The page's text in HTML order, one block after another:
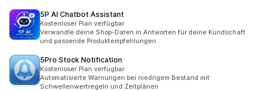
5P AI Chatbot Assistant
Kostenloser Plan verfügbar
Verwandle deine Shop-Daten in Antworten für deine Kundschaft
und passende Produktempfehlungen.
5Pro Stock Notification
Kostenloser Plan verfügbar
Automatisierte Warnungen bei niedrigem Bestand mit
Schwellenwertregeln und Zeitplänen